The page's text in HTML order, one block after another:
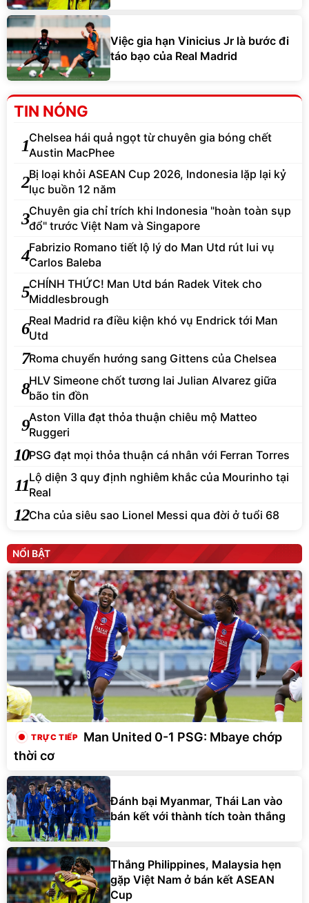
Việc gia hạn Vinicius Jr là bước đi
táo bạo của Real Madrid
TIN NÓNG
1Chelsea hái quả ngọt từ chuyên gia bóng chết
Austin MacPhee
2Bị loại khỏi ASEAN Cup 2026, Indonesia lặp lại kỷ
lục buồn 12 năm
3Chuyên gia chỉ trích khi Indonesia "hoàn toàn sụp
đổ" trước Việt Nam và Singapore
4Fabrizio Romano tiết lộ lý do Man Utd rút lui vụ
Carlos Baleba
5CHÍNH THỨC! Man Utd bán Radek Vitek cho
Middlesbrough
6Real Madrid ra điều kiện khó vụ Endrick tới Man
Utd
7Roma chuyển hướng sang Gittens của Chelsea
8HLV Simeone chốt tương lai Julian Alvarez giữa
bão tin đồn
9Aston Villa đạt thỏa thuận chiêu mộ Matteo
Ruggeri
10PSG đạt mọi thỏa thuận cá nhân với Ferran Torres
11Lộ diện 3 quy định nghiêm khắc của Mourinho tại
Real
12Cha của siêu sao Lionel Messi qua đời ở tuổi 68
NỔI BẬT
Man United 0-1 PSG: Mbaye chớp
thời cơ
Đánh bại Myanmar, Thái Lan vào
bán kết với thành tích toàn thắng
Thắng Philippines, Malaysia hẹn
gặp Việt Nam ở bán kết ASEAN
Cup